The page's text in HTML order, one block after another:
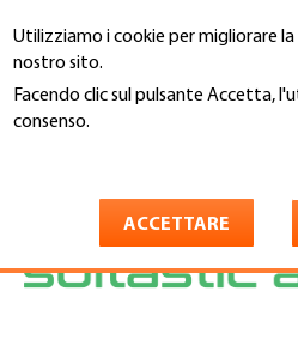
Utilizziamo i cookie per migliorare la
nostro sito.
Facendo clic sul pulsante Accetta,
consenso.
ACCETTARE
al
contenuto
principale
You